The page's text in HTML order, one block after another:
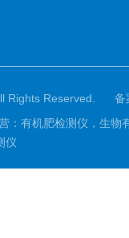
Rights Reserved.
备
：有机肥检测仪，生
仪